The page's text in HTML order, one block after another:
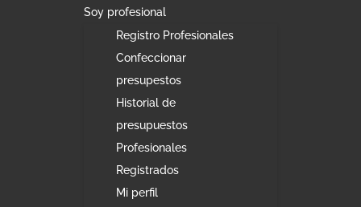
Soy profesional
Registro Profesionales
Confeccionar
presupestos
Historial de
presupuestos
Profesionales
Registrados
Mi perfil